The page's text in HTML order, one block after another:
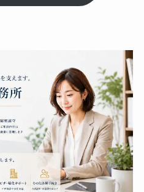
うな手続きが必
ですか？